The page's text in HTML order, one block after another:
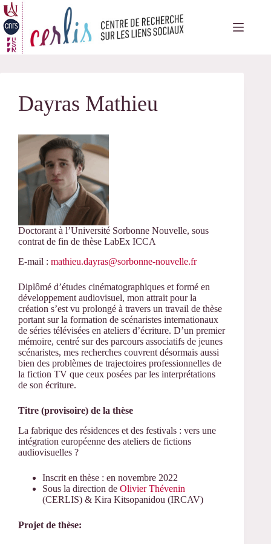
Passer
au
contenu
Dayras Mathieu
Doctorant à l’Université Sorbonne Nouvelle, sous
contrat de fin de thèse LabEx ICCA
E-mail : mathieu.dayras@sorbonne-nouvelle.fr
Diplômé d’études cinématographiques et formé en
développement audiovisuel, mon attrait pour la
création s’est vu prolongé à travers un travail de thèse
portant sur la formation de scénaristes internationaux
de séries télévisées en ateliers d’écriture. D’un premier
mémoire, centré sur des parcours associatifs de jeunes
scénaristes, mes recherches couvrent désormais aussi
bien des problèmes de trajectoires professionnelles de
la fiction TV que ceux posées par les interprétations
de son écriture.
Titre (provisoire) de la thèse
La fabrique des résidences et des festivals : vers une
intégration européenne des ateliers de fictions
audiovisuelles ?
Inscrit en thèse : en novembre 2022
Sous la direction de Olivier Thévenin
(CERLIS) & Kira Kitsopanidou (IRCAV)
Projet de thèse: